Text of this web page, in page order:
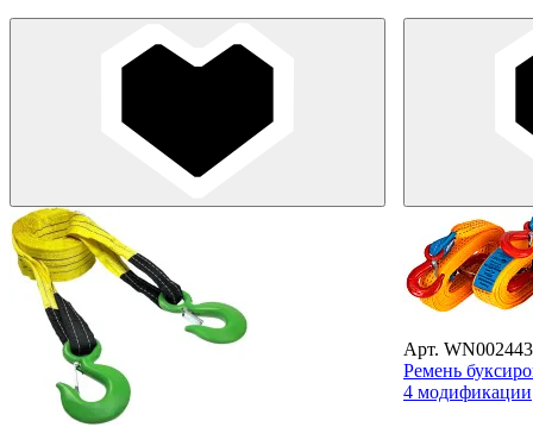
Арт.
Ремень
4 модификации